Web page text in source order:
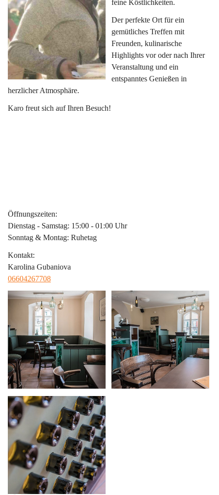
feine Köstlichkeiten.
Der perfekte Ort für ein
gemütliches Treffen mit
Freunden, kulinarische
Highlights vor oder nach Ihrer
Veranstaltung und ein
entspanntes Genießen in
herzlicher Atmosphäre.
Karo freut sich auf Ihren Besuch!
Öffnungszeiten:
Dienstag - Samstag: 15:00 - 01:00 Uhr
Sonntag & Montag: Ruhetag
Kontakt:
Karolina Gubaniova
06604267708